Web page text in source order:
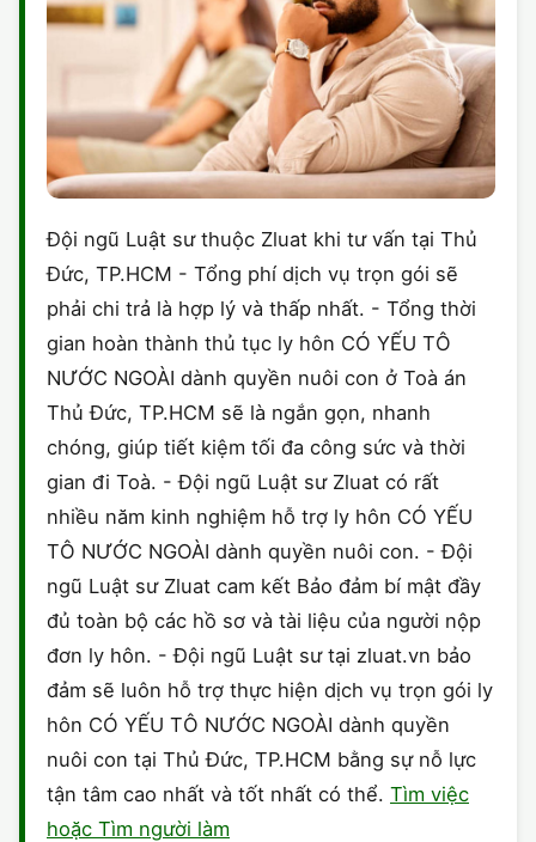
Đội ngũ Luật sư thuộc Zluat khi tư vấn tại Thủ
Đức, TP.HCM - Tổng phí dịch vụ trọn gói sẽ
phải chi trả là hợp lý và thấp nhất. - Tổng thời
gian hoàn thành thủ tục ly hôn CÓ YẾU TÔ
NƯỚC NGOÀI dành quyền nuôi con ở Toà án
Thủ Đức, TP.HCM sẽ là ngắn gọn, nhanh
chóng, giúp tiết kiệm tối đa công sức và thời
gian đi Toà. - Đội ngũ Luật sư Zluat có rất
nhiều năm kinh nghiệm hỗ trợ ly hôn CÓ YẾU
TÔ NƯỚC NGOÀI dành quyền nuôi con. - Đội
ngũ Luật sư Zluat cam kết Bảo đảm bí mật đầy
đủ toàn bộ các hồ sơ và tài liệu của người nộp
đơn ly hôn. - Đội ngũ Luật sư tại zluat.vn bảo
đảm sẽ luôn hỗ trợ thực hiện dịch vụ trọn gói ly
hôn CÓ YẾU TÔ NƯỚC NGOÀI dành quyền
nuôi con tại Thủ Đức, TP.HCM bằng sự nỗ lực
tận tâm cao nhất và tốt nhất có thể. Tìm việc
hoặc Tìm người làm